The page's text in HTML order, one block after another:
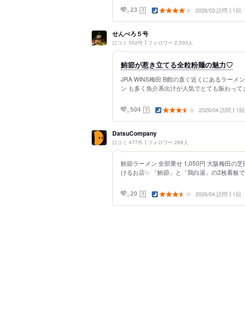
23 ？ 2026/03 訪問 1回
せんべろ５号
口コミ 552件 フォロワー 2,500人
鮪節が惹き立てる全粒粉麺の魅力♡
JRA WINS梅田 B館の直ぐ近くにあるラーメ
ン も多く魚介系出汁が人気でとても賑わっ
504 ？ 2026/04 訪問 1回
DatsuCompany
口コミ 477件 フォロワー 269人
鮪節ラーメン 全部乗せ 1,050円 大阪梅田の
けるお店✨️ 「鮪節」と「鶏白湯」の2枚看板
20 ？ 2026/04 訪問 1回